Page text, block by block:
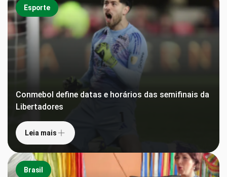
Esporte
Conmebol define datas e horários das semifinais da
Libertadores
Leia mais
Brasil